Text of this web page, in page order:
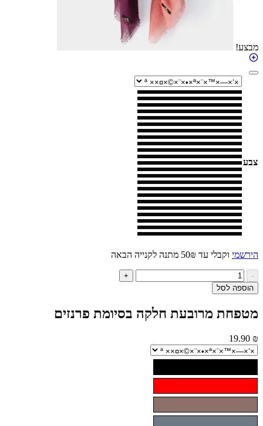
וקבלי עד 50₪ מתנה לקנייה הבאה
לסל
מרובעת חלקה בסיומת פרנזים